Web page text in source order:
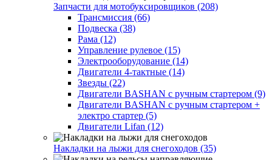
Запчасти для мотобуксировщиков (208)
Трансмиссия (66)
Подвеска (38)
Рама (12)
Управление рулевое (15)
Электрооборудование (14)
Двигатели 4-тактные (14)
Звезды (22)
Двигатели BASHAN с ручным стартером (9)
Двигатели BASHAN с ручным стартером +
электро стартер (5)
Двигатели Lifan (12)
Накладки на лыжи для снегоходов (35)